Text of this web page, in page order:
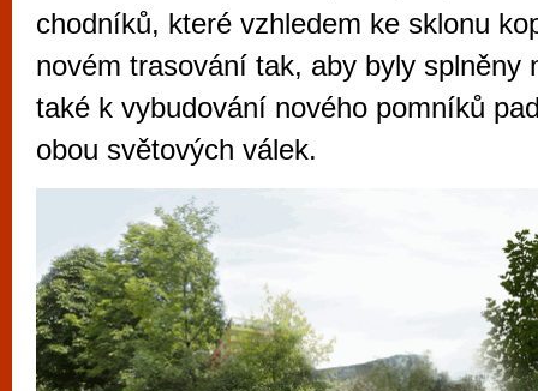
chodníků, které vzhledem ke sklonu
novém trasování tak, aby byly splněny
také k vybudování nového pomníků
obou světových válek.
vyzkoušet různé kasinové hry. V
metropoli naleznete širokou nabídku her
po moderní automaty jak pro pravidelné
příležitostné hráče. V...